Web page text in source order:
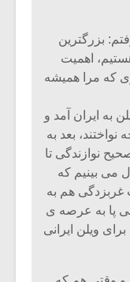
بزرگترین
اهمیت
که مرا همیشه
به ایران آمد و
بعد به
نوازندگی تا
می بینیم که
غربزدگی هم به
پا به عرصه ی
ویلن ایرانی
موسیقی
موسیقی
برگزار